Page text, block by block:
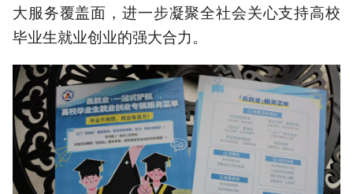
大服务覆盖面，进一步凝聚全社会关心支持高校
毕业生就业创业的强大合力。